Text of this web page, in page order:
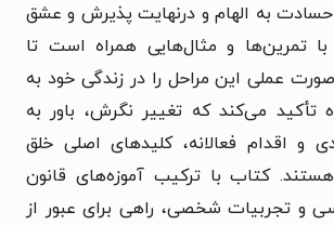
حسادت به الهام و درنهایت پذیرش و عشق
تمرین‌ها و مثال‌هایی همراه است تا
عملی این مراحل را در زندگی خود به
تأکید می‌کند که تغییر نگرش، باور به
و اقدام فعالانه، کلیدهای اصلی خلق
کتاب با ترکیب آموزه‌های قانون
تجربیات شخصی، راهی برای عبور از